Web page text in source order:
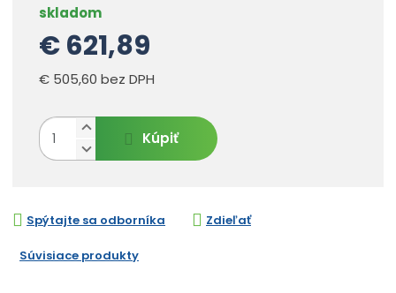
skladom
€ 621,89
€ 505,60 bez DPH
Z
m
t
o
N
a
v
i
t
m
n
S
n
i
m
Kúpiť
Spýtajte sa odborníka Zdieľať
Súvisiace produkty